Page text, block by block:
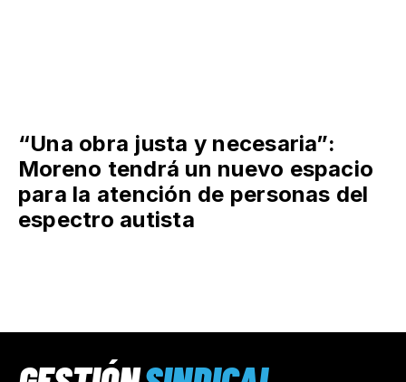
“Una obra justa y necesaria”:
Moreno tendrá un nuevo espacio
para la atención de personas del
espectro autista